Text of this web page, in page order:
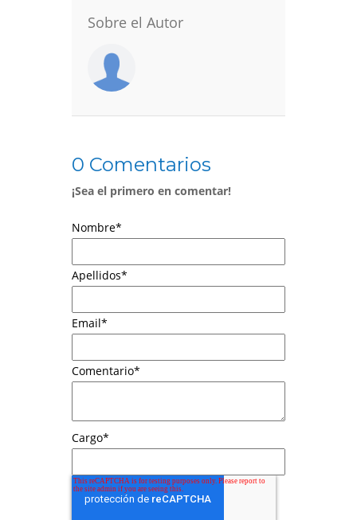
Sobre el Autor
0 Comentarios
¡Sea el primero en comentar!
Nombre*
Apellidos*
Email*
Comentario*
Cargo*